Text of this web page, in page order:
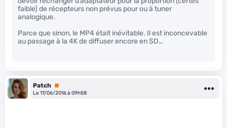
faible) de récepteurs non prévus pour ou à tuner
analogique.
Parce que sinon, le MP4 était inévitable. Il est inconcevable
au passage à la 4K de diffuser encore en SD…
Patch Premium
Le 17/06/2016 à 09h58